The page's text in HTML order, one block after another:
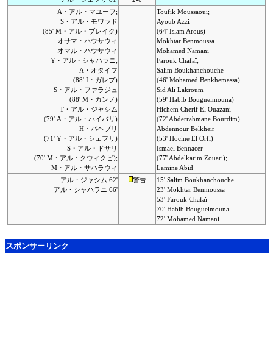
A・アル・マユーフ;
S・アル・モワラド
(85' M・アル・ブレイク)
オサマ・ハウサウィ
オマル・ハウサウィ
Y・アル・シャハラニ;
A・オタイフ
(88' I・ガレブ)
S・アル・ファラジュ
(88' M・カンノ)
T・アル・ジャシム
(79' A・アル・ハイバリ)
H・バヘブリ
(71' Y・アル・シェフリ)
S・アル・ドサリ
(70' M・アル・クウィクビ);
M・アル・サハラウィ
Toufik Moussaoui;
Ayoub Azzi
(64' Islam Arous)
Mokhtar Benmoussa
Mohamed Namani
Farouk Chafaï;
Salim Boukhanchouche
(46' Mohamed Benkhemassa)
Sid Ali Lakroum
(59' Habib Bouguelmouna)
Hichem Cherif El Ouazani
(72' Abderrahmane Bourdim)
Abdennour Belkheir
(53' Hocine El Orfi)
Ismael Bennacer
(77' Abdelkarim Zouari);
Lamine Abid
アル・ジャシム 62'
アル・シャハラニ 66'
警告
15' Salim Boukhanchouche
23' Mokhtar Benmoussa
53' Farouk Chafaï
70' Habib Bouguelmouna
72' Mohamed Namani
スポンサーリンク